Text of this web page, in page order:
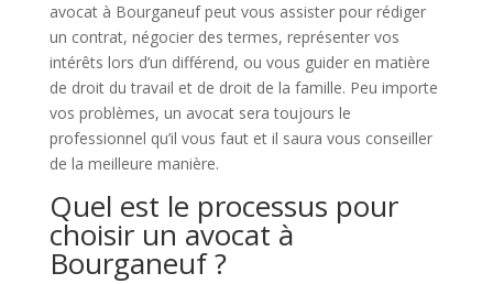
avocat à Bourganeuf peut vous assister pour rédiger
un contrat, négocier des termes, représenter vos
intérêts lors d’un différend, ou vous guider en matière
de droit du travail et de droit de la famille. Peu importe
vos problèmes, un avocat sera toujours le
professionnel qu’il vous faut et il saura vous conseiller
de la meilleure manière.
Quel est le processus pour
choisir un avocat à
Bourganeuf ?